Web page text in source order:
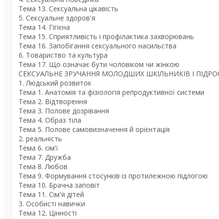
Тема 13. Сексуальна цікавість
5. Сексуальне здоров'я
Тема 14. Гігієна
Тема 15. Сприятливість і профілактика захворювань
Тема 16. Запобігання сексуального насильства
6. Товариство та культура
Тема 17. Що означає бути чоловіком чи жінкою
СЕКСУАЛЬНЕ ЗРУЧАННЯ МОЛОДШИХ ШКІЛЬНИКІВ І
1. Людський розвиток
Тема 1. Анатомія та фізіологія репродуктивної системи
Тема 2. Відтворення
Тема 3. Полове дозрівання
Тема 4. Образ тіла
Тема 5. Полове самовизначення й орієнтація
2. реальність
Тема 6. сім'ї
Тема 7. Дружба
Тема 8. Любов
Тема 9. Формування стосунків із протилежною підлогою
Тема 10. Брачна заповіт
Тема 11. Сім'я дітей
3. Особисті навички
Тема 12. Цінності